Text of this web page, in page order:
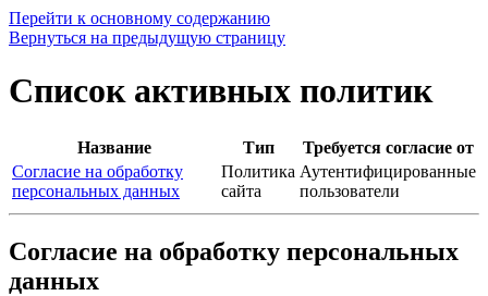
Перейти к основному содержанию
Вернуться на предыдущую страницу
Список активных политик
Название Тип
Требуется согласие от
Согласие на обработку
персональных данных
Политика
сайта
Аутентифицированные
пользователи
Согласие на обработку персональных
данных